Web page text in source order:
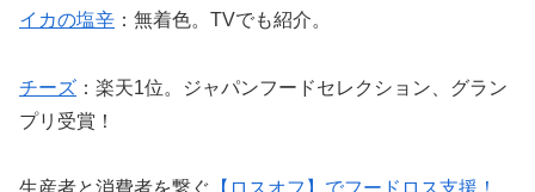
イカの塩辛 ：無着色。TVでも紹介。
チーズ ：楽天1位。ジャパンフードセレクション、グラン
プリ受賞！